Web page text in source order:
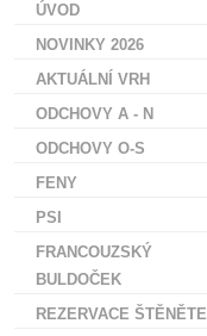
ÚVOD
NOVINKY 2026
AKTUÁLNÍ VRH
ODCHOVY A - N
ODCHOVY O-S
FENY
PSI
FRANCOUZSKÝ
BULDOČEK
REZERVACE ŠTĚNĚTE